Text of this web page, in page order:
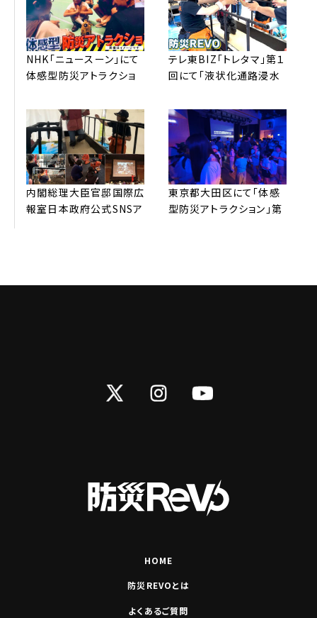
NHK「ニュースーン」にて
体感型防災アトラクショ
テレ東BIZ「トレタマ」第１
回にて「液状化通路浸⽔
た。
内閣総理⼤⾂官邸国際広
報室⽇本政府公式SNSア
東京都⼤⽥区にて「体感
型防災アトラクション」第
InstagramYouTube
HOME
防災REVOとは
よくあるご質問